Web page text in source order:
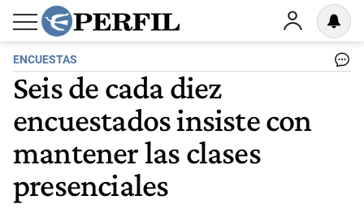
ENCUESTAS
Seis de cada diez
encuestados insiste con
mantener las clases
presenciales